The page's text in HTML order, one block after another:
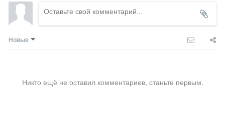
Новые
Никто ещё не оставил комментариев, станьте первым.